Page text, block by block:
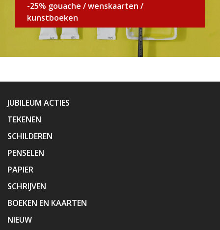
-25% gouache / wenskaarten /
kunstboeken
JUBILEUM ACTIES
TEKENEN
SCHILDEREN
PENSELEN
PAPIER
SCHRIJVEN
BOEKEN EN KAARTEN
NIEUW